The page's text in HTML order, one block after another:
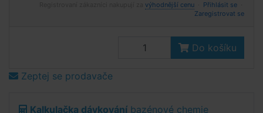
výhodnější cenu Přihlásit se
Zaregistrovat se
Do košíku
Zeptej se prodavače
Kalkulačka dávkování bazénové chemie